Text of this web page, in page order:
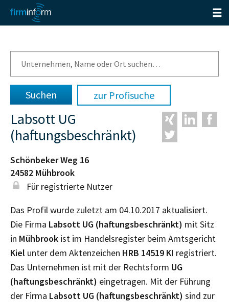
zur Profisuche
Labsott UG
(haftungsbeschränkt)
Schönbeker Weg 16
24582 Mühbrook
Für registrierte Nutzer
Das Profil wurde zuletzt am 04.10.2017 aktualisiert.
Die Firma Labsott UG (haftungsbeschränkt) mit Sitz
in Mühbrook ist im Handelsregister beim Amtsgericht
Kiel unter dem Aktenzeichen HRB 14519 KI registriert.
Das Unternehmen ist mit der Rechtsform UG
(haftungsbeschränkt) eingetragen. Mit der Führung
der Firma Labsott UG (haftungsbeschränkt) sind zur